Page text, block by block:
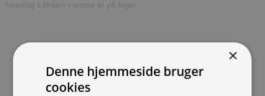
hverdag såfremt varerne er på lager.
×
Denne hjemmeside bruger
cookies